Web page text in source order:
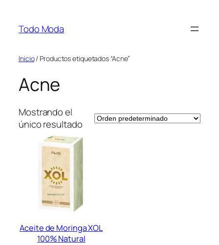
contenido
Todo Moda
Inicio/ Productos etiquetados “Acne”
Acne
Mostrando el
único resultado
Aceite de Moringa XOL
100% Natural